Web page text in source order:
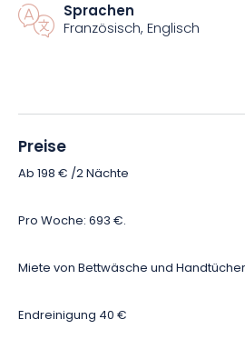
Gedenkstätten, zahlreiche Wander-
Aber auch das Freizeitzentrum des
Sprachen
Französisch, Englisch
Preise
Ab 198 € /2 Nächte
Pro Woche: 693 €.
Miete von Bettwäsche und
Endreinigung 40 €